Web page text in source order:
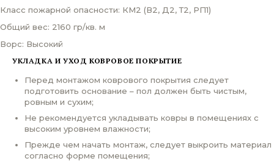
Класс пожарной опасности: КМ2 (В2, Д2, Т2, РП1)
Общий вес: 2160 гр/кв. м
Ворс: Высокий
УКЛАДКА И УХОД КОВРОВОЕ ПОКРЫТИЕ
Перед монтажом коврового покрытия следует
подготовить основание – пол должен быть чистым,
ровным и сухим;
Не рекомендуется укладывать ковры в помещениях с
высоким уровнем влажности;
Прежде чем начать монтаж, следует выкроить материал
согласно форме помещения;